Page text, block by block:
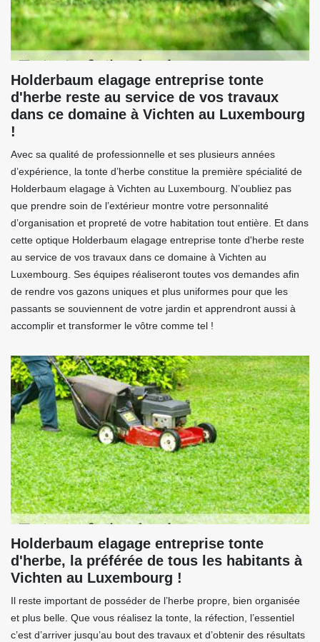
Holderbaum elagage entreprise tonte
d'herbe reste au service de vos travaux
dans ce domaine à Vichten au Luxembourg
!
Avec sa qualité de professionnelle et ses plusieurs années
d’expérience, la tonte d’herbe constitue la première spécialité de
Holderbaum elagage à Vichten au Luxembourg. N’oubliez pas
que prendre soin de l’extérieur montre votre personnalité
d’organisation et propreté de votre habitation tout entière. Et dans
cette optique Holderbaum elagage entreprise tonte d'herbe reste
au service de vos travaux dans ce domaine à Vichten au
Luxembourg. Ses équipes réaliseront toutes vos demandes afin
de rendre vos gazons uniques et plus uniformes pour que les
passants se souviennent de votre jardin et apprendront aussi à
accomplir et transformer le vôtre comme tel !
Holderbaum elagage entreprise tonte
d'herbe, la préférée de tous les habitants à
Vichten au Luxembourg !
Il reste important de posséder de l’herbe propre, bien organisée
et plus belle. Que vous réalisez la tonte, la réfection, l’essentiel
c’est d’arriver jusqu’au bout des travaux et d’obtenir des résultats